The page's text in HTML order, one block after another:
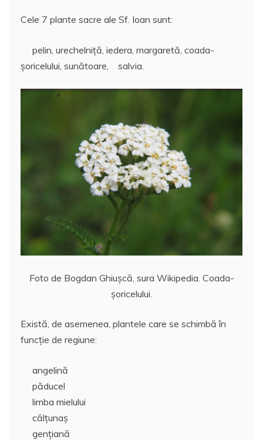
Cele 7 plante sacre ale Sf. Ioan sunt:
pelin, urechelniţă, iedera, margaretă, coada-
şoricelului, sunătoare, salvia.
Foto de Bogdan Ghiușcă, sura Wikipedia. Coada-
șoricelului.
Există, de asemenea, plantele care se schimbă în
funcţie de regiune:
angelină
păducel
limba mielului
călţunaş
genţiană